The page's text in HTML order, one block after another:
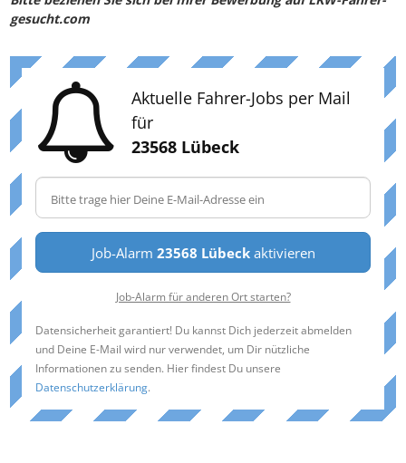
gesucht.com
Aktuelle Fahrer-Jobs per Mail
für
23568 Lübeck
Job-Alarm 23568 Lübeckaktivieren
Job-Alarm für anderen Ort starten?
Datensicherheit garantiert! Du kannst Dich jederzeit abmelden
und Deine E-Mail wird nur verwendet, um Dir nützliche
Informationen zu senden. Hier findest Du unsere
Datenschutzerklärung.